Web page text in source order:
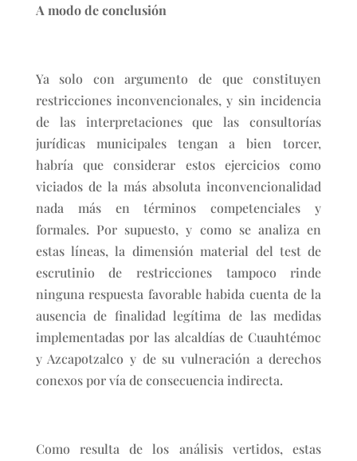
A modo de conclusión
Ya solo con argumento de que constituyen
restricciones inconvencionales, y sin incidencia
de las interpretaciones que las consultorías
jurídicas municipales tengan a bien torcer,
habría que considerar estos ejercicios como
viciados de la más absoluta inconvencionalidad
nada más en términos competenciales y
formales. Por supuesto, y como se analiza en
estas líneas, la dimensión material del test de
escrutinio de restricciones tampoco rinde
ninguna respuesta favorable habida cuenta de la
ausencia de finalidad legítima de las medidas
implementadas por las alcaldías de Cuauhtémoc
y Azcapotzalco y de su vulneración a derechos
conexos por vía de consecuencia indirecta.
Como resulta de los análisis vertidos, estas